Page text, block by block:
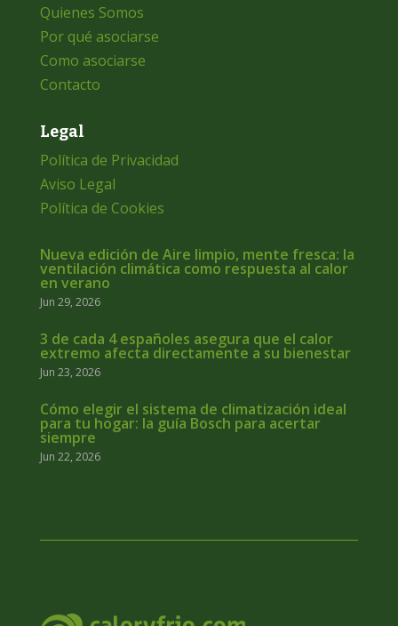
Quienes Somos
Por qué asociarse
Como asociarse
Contacto
Legal
Política de Privacidad
Aviso Legal
Política de Cookies
Nueva edición de Aire limpio, mente fresca: la
ventilación climática como respuesta al calor
en verano
Jun 29, 2026
3 de cada 4 españoles asegura que el calor
extremo afecta directamente a su bienestar
Jun 23, 2026
Cómo elegir el sistema de climatización ideal
para tu hogar: la guía Bosch para acertar
siempre
Jun 22, 2026